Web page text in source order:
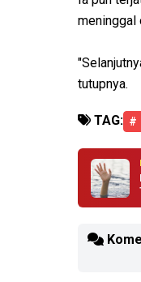
meninggal
tutupnya.
TAG: #